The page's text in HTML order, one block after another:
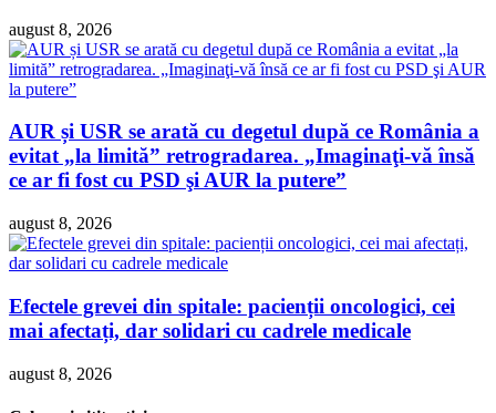
august 8, 2026
AUR și USR se arată cu degetul după ce România a
evitat „la limită” retrogradarea. „Imaginaţi-vă însă
ce ar fi fost cu PSD şi AUR la putere”
august 8, 2026
Efectele grevei din spitale: pacienții oncologici, cei
mai afectați, dar solidari cu cadrele medicale
august 8, 2026